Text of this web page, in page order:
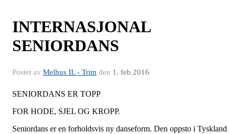
INTERNASJONAL
SENIORDANS
Postet av Melhus IL - Trim den 1. feb 2016
SENIORDANS ER TOPP
FOR HODE, SJEL OG KROPP.
Seniordans er en forholdsvis ny danseform. Den oppsto i Tyskland